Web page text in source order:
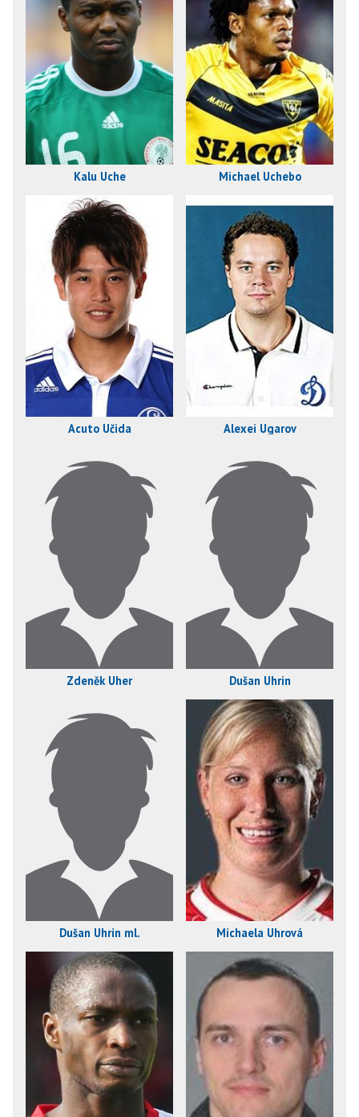
Kalu Uche Michael Uchebo
Acuto Učida Alexei Ugarov
Zdeněk Uher Dušan Uhrin
Dušan Uhrin ml. Michaela Uhrová